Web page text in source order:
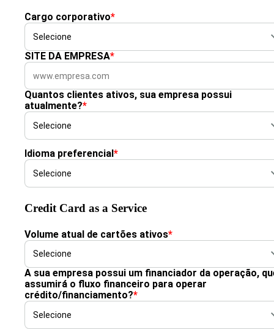
Cargo corporativo*
SITE DA EMPRESA*
Quantos clientes ativos, sua empresa possui
atualmente?*
Idioma preferencial*
Credit Card as a Service
Volume atual de cartões ativos*
A sua empresa possui um financiador da operação,
assumirá o fluxo financeiro para operar
crédito/financiamento?*